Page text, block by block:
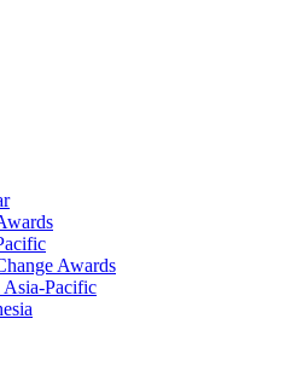
Awards
Asia-Pacific